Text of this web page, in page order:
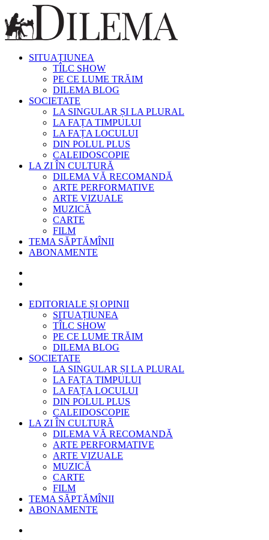
SITUAȚIUNEA
TÎLC SHOW
PE CE LUME TRĂIM
DILEMA BLOG
SOCIETATE
LA SINGULAR ȘI LA PLURAL
LA FAȚA TIMPULUI
LA FAȚA LOCULUI
DIN POLUL PLUS
CALEIDOSCOPIE
LA ZI ÎN CULTURĂ
DILEMA VĂ RECOMANDĂ
ARTE PERFORMATIVE
ARTE VIZUALE
MUZICĂ
CARTE
FILM
TEMA SĂPTĂMÎNII
ABONAMENTE
EDITORIALE ȘI OPINII
SITUAȚIUNEA
TÎLC SHOW
PE CE LUME TRĂIM
DILEMA BLOG
SOCIETATE
LA SINGULAR ȘI LA PLURAL
LA FAȚA TIMPULUI
LA FAȚA LOCULUI
DIN POLUL PLUS
CALEIDOSCOPIE
LA ZI ÎN CULTURĂ
DILEMA VĂ RECOMANDĂ
ARTE PERFORMATIVE
ARTE VIZUALE
MUZICĂ
CARTE
FILM
TEMA SĂPTĂMÎNII
ABONAMENTE